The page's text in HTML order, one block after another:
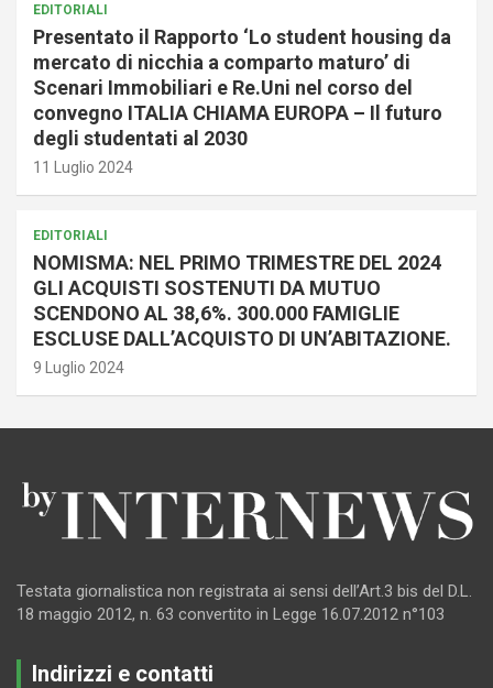
EDITORIALI
Presentato il Rapporto ‘Lo student housing da
mercato di nicchia a comparto maturo’ di
Scenari Immobiliari e Re.Uni nel corso del
convegno ITALIA CHIAMA EUROPA – Il futuro
degli studentati al 2030
11 Luglio 2024
EDITORIALI
NOMISMA: NEL PRIMO TRIMESTRE DEL 2024
GLI ACQUISTI SOSTENUTI DA MUTUO
SCENDONO AL 38,6%. 300.000 FAMIGLIE
ESCLUSE DALL’ACQUISTO DI UN’ABITAZIONE.
9 Luglio 2024
Testata giornalistica non registrata ai sensi dell’Art.3 bis del D.L.
18 maggio 2012, n. 63 convertito in Legge 16.07.2012 n°103
Indirizzi e contatti